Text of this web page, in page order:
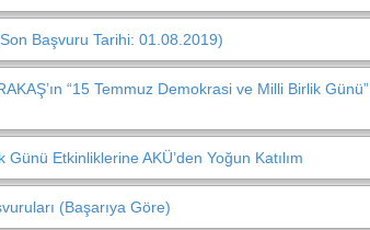
Başvuru Tarihi: 01.08.2019)
“15 Temmuz Demokrasi ve Milli Birlik Günü”
Etkinliklerine AKÜ’den Yoğun Katılım
(Başarıya Göre)